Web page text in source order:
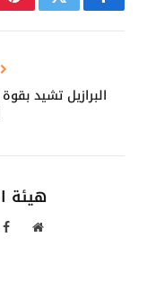
فيسبوكتويتر
البرازيل تشيد
هيئة
موقع